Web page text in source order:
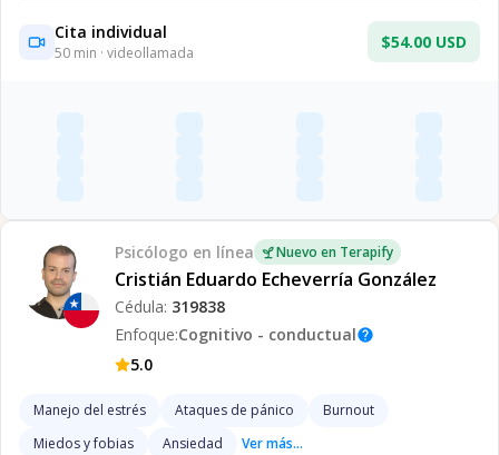
Cita individual
50 min · videollamada
$54.00 USD
Psicólogo en línea Nuevo en Terapify
Cristián Eduardo Echeverría González
Cédula: 319838
Enfoque:Cognitivo - conductualhelp
5.0
Manejo del estrés Ataques de pánico
Burnout
Miedos y fobias
Ansiedad Ver más...